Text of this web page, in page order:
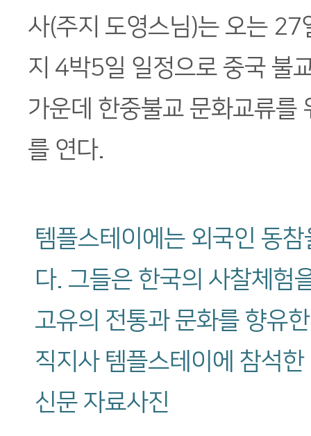
사(주지 도영스님)는 오는
지 4박5일 일정으로 중국 불
가운데 한중불교 문화교류를
를 연다.
템플스테이에는 외국인 동
다. 그들은 한국의 사찰체험
고유의 전통과 문화를 향유
직지사 템플스테이에 참석
신문 자료사진